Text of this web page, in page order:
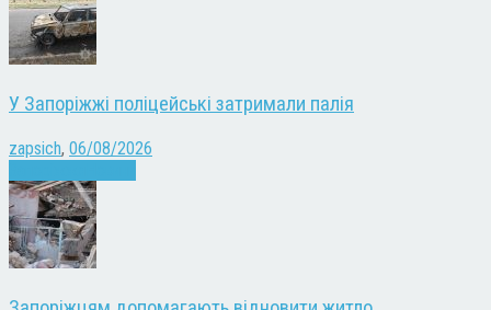
У Запоріжжі поліцейські затримали палія
zapsich, 06/08/2026